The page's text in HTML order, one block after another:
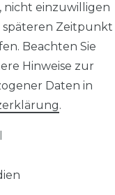
nicht einzuwilligen
Zeitpunkt
Beachten Sie
Hinweise zur
Daten in
.